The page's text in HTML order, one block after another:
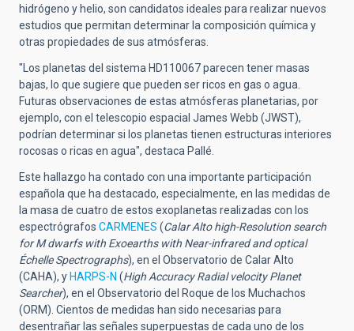
hidrógeno y helio, son candidatos ideales para realizar nuevos
estudios que permitan determinar la composición química y
otras propiedades de sus atmósferas.
"Los planetas del sistema HD110067 parecen tener masas
bajas, lo que sugiere que pueden ser ricos en gas o agua.
Futuras observaciones de estas atmósferas planetarias, por
ejemplo, con el telescopio espacial James Webb (JWST),
podrían determinar si los planetas tienen estructuras interiores
rocosas o ricas en agua", destaca Pallé.
Este hallazgo ha contado con una importante participación
española que ha destacado, especialmente, en las medidas de
la masa de cuatro de estos exoplanetas realizadas con los
espectrógrafos CARMENES (Calar Alto high-Resolution search
for M dwarfs with Exoearths with Near-infrared and optical
Échelle Spectrographs), en el Observatorio de Calar Alto
(CAHA), y HARPS-N (High Accuracy Radial velocity Planet
Searcher), en el Observatorio del Roque de los Muchachos
(ORM). Cientos de medidas han sido necesarias para
desentrañar las señales superpuestas de cada uno de los